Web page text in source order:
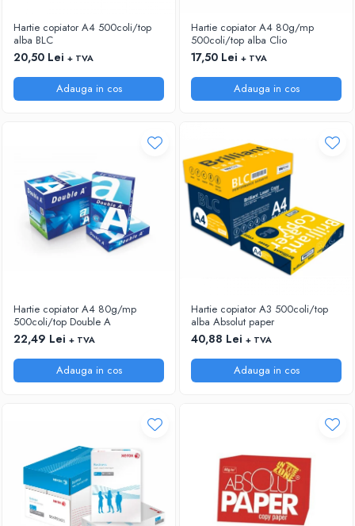
PLICURI PENTRU CORESPONDENTA,
DOCUMENTE & SPECIALE
CUBURI DIN HARTIE & CUBURI NOTES
ACCESORII PENTRU BIROU
CAPSATOARE & DECAPSATOARE
CAPSE & SUPORTURI
TAVITE & SUPORT PENTRU
DOCUMENTE
SUPORT ACCESORII PENTRU SCRIS
FOARFECI
CUTTERE
ACCESORII PRINDERE
TUS/TUSIRE & STAMPILE
SUPERIOARA
STILOURI - ROLLERE - PIXURI CU GEL &
SET-URI
PIXURI CU MECANISM
MANUSI NITRIL NEPUDRATE
Hartie copiator A4 500coli/top
alba BLC
20,50 Lei + TVA
Adauga in cos
Hartie copiator A4 80g/mp
500coli/top alba Clio
17,50 Lei + TVA
Adauga in cos
Hartie copiator A4 80g/mp
500coli/top Double A
22,49 Lei + TVA
Adauga in cos
Hartie copiator A3 500coli/top
alba Absolut paper
40,88 Lei + TVA
Adauga in cos